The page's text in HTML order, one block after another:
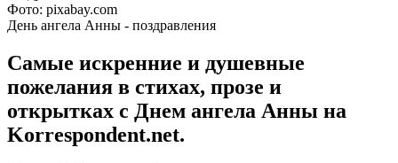
Фото: pixabay.com
День ангела Анны - поздравления
Самые искренние и душевные
пожелания в стихах, прозе и
открытках с Днем ангела Анны на
Korrespondent.net.